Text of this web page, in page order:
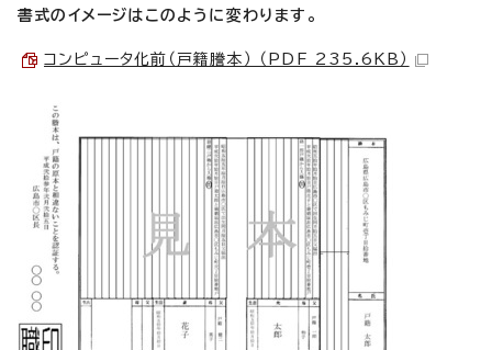
書式のイメージはこのように変わります。
コンピュータ化前（戸籍謄本） （PDF 235.6KB）